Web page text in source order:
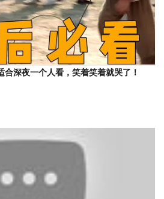
合深夜一个人看，笑着笑着就哭了！